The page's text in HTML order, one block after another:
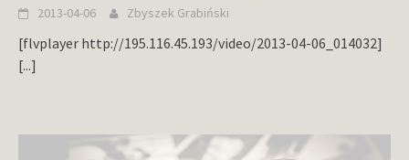
2013-04-06 Zbyszek Grabiński
[flvplayer http://195.116.45.193/video/2013-04-06_014032]
[...]